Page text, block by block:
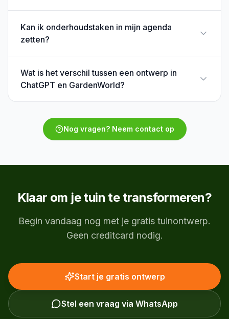
Kan ik onderhoudstaken in mijn agenda
zetten?
Wat is het verschil tussen een ontwerp in
ChatGPT en GardenWorld?
Nog vragen? Neem contact op
Klaar om je tuin te transformeren?
Begin vandaag nog met je gratis tuinontwerp.
Geen creditcard nodig.
Start je gratis ontwerp
Stel een vraag via WhatsApp